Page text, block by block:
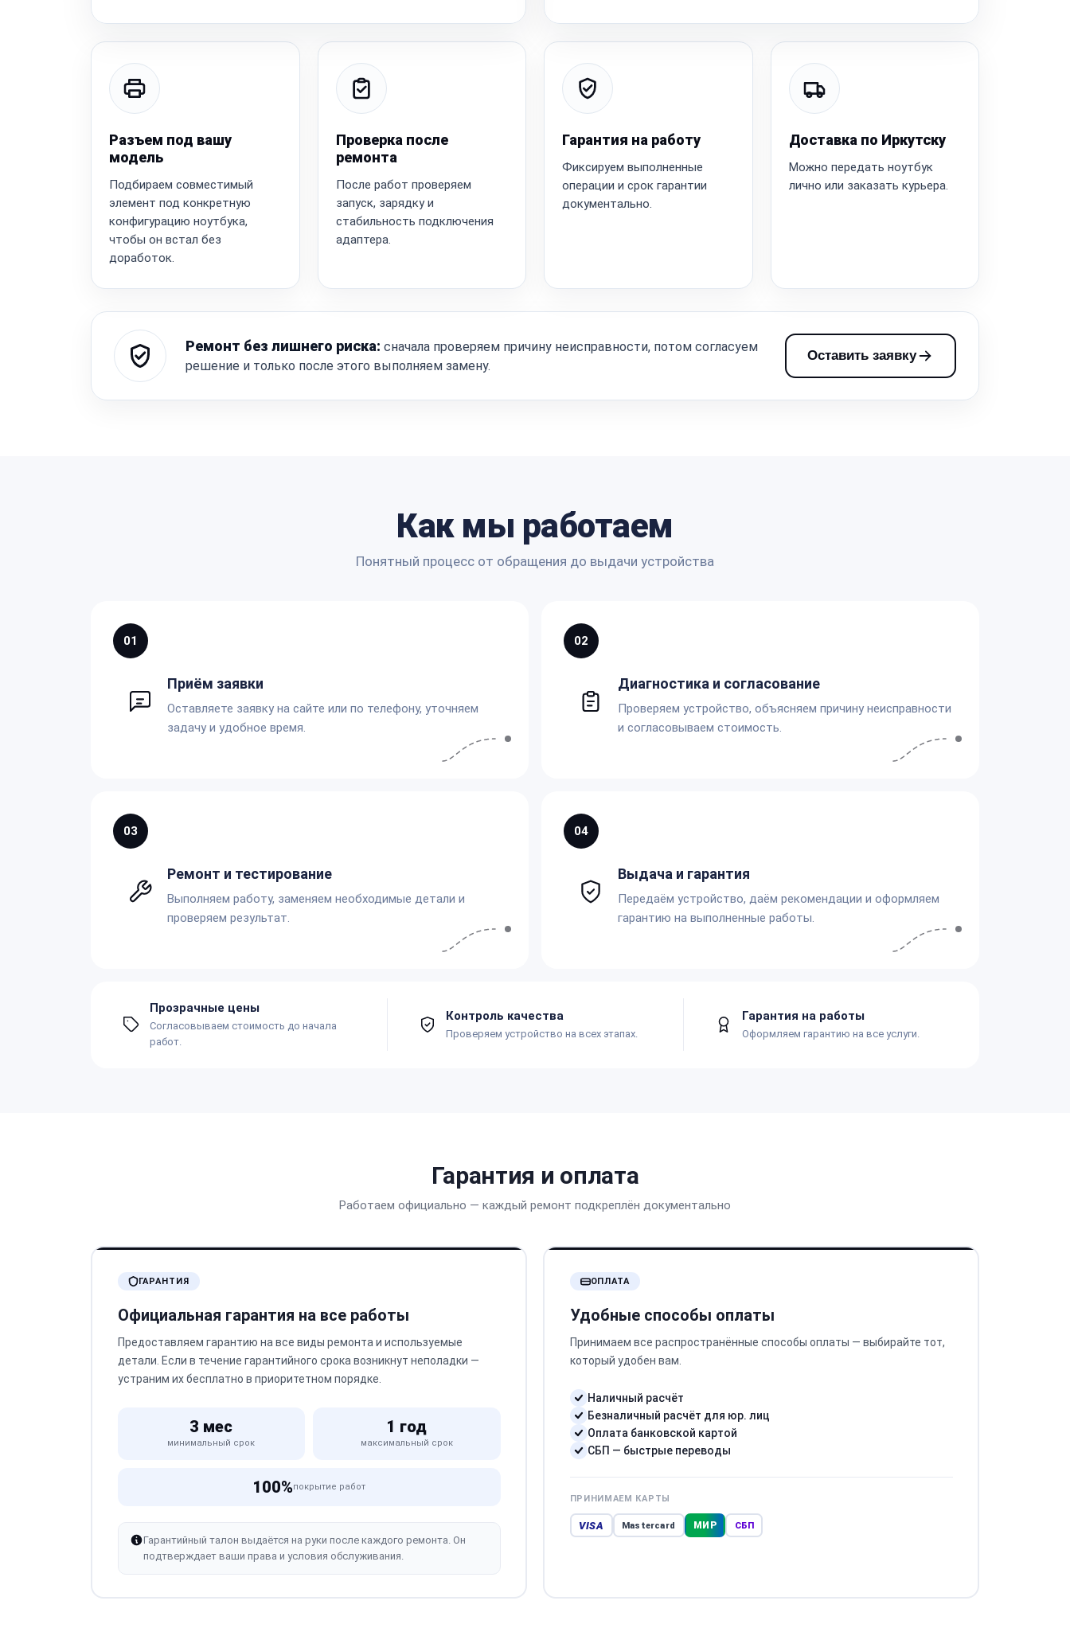
Разъем под вашу
модель
Подбираем совместимый
элемент под конкретную
конфигурацию ноутбука,
чтобы он встал без
доработок.
Проверка после
ремонта
После работ проверяем
запуск, зарядку и
стабильность подключения
адаптера.
Гарантия на работу
Фиксируем выполненные
операции и срок гарантии
документально.
Доставка по Иркутску
Можно передать ноутбук
лично или заказать курьера.
Ремонт без лишнего риска: сначала проверяем причину неисправности, потом согласуем
решение и только после этого выполняем замену.
Оставить заявку
Как мы работаем
Понятный процесс от обращения до выдачи устройства
01
Приём заявки
Оставляете заявку на сайте или по телефону, уточняем
задачу и удобное время.
02
Диагностика и согласование
Проверяем устройство, объясняем причину неисправности
и согласовываем стоимость.
03
Ремонт и тестирование
Выполняем работу, заменяем необходимые детали и
проверяем результат.
04
Выдача и гарантия
Передаём устройство, даём рекомендации и оформляем
гарантию на выполненные работы.
Прозрачные цены
Согласовываем стоимость до начала
работ.
Контроль качества
Проверяем устройство на всех этапах.
Гарантия на работы
Оформляем гарантию на все услуги.
Гарантия и оплата
Работаем официально — каждый ремонт подкреплён документально
ГАРАНТИЯ
Официальная гарантия на все работы
Предоставляем гарантию на все виды ремонта и используемые
детали. Если в течение гарантийного срока возникнут неполадки —
устраним их бесплатно в приоритетном порядке.
3 мес
минимальный срок
1 год
максимальный срок
100%покрытие работ
Гарантийный талон выдаётся на руки после каждого ремонта. Он
подтверждает ваши права и условия обслуживания.
ОПЛАТА
Удобные способы оплаты
Принимаем все распространённые способы оплаты — выбирайте тот,
который удобен вам.
Наличный расчёт
Безналичный расчёт для юр. лиц
Оплата банковской картой
СБП — быстрые переводы
ПРИНИМАЕМ КАРТЫ
VISA Mastercard МИР СБП